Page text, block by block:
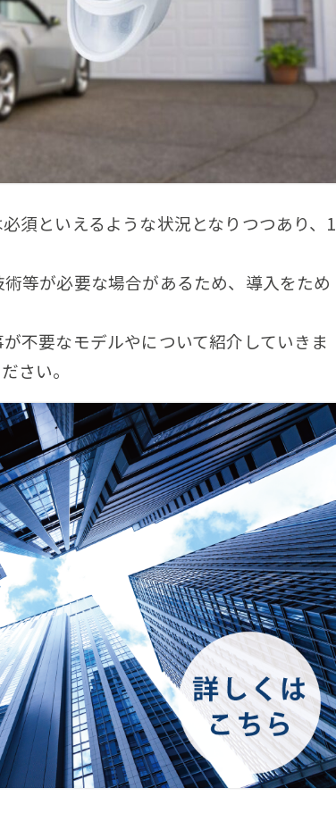
須といえるような状況となりつつあり、1
等が必要な場合があるため、導入をため
不要なモデルやについて紹介していきま
さい。